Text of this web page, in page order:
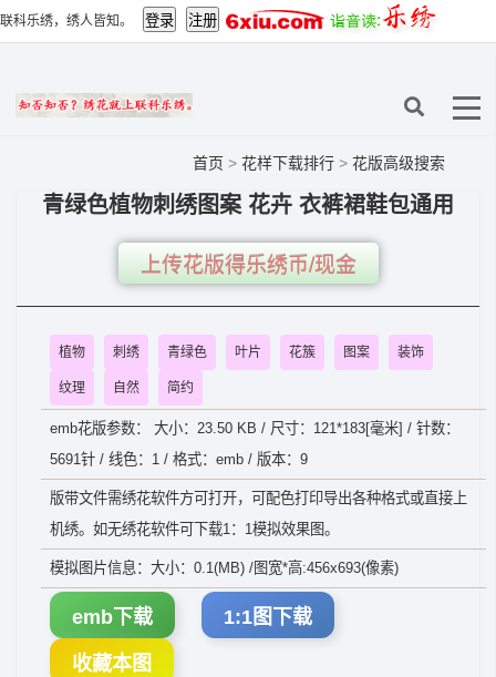
联科乐绣，绣人皆知。
首页 > 花样下载排行 > 花版高级搜索
青绿色植物刺绣图案 花卉 衣裤裙鞋包通用
上传花版得乐绣币/现金
植物 刺绣 青绿色 叶片 花簇 图案 装饰
纹理 自然 简约
emb花版参数： 大小：23.50 KB / 尺寸：121*183[毫米] / 针数：
5691针 / 线色：1 / 格式：emb / 版本：9
版带文件需绣花软件方可打开，可配色打印导出各种格式或直接上
机绣。如无绣花软件可下载1：1模拟效果图。
模拟图片信息：大小：0.1(MB) /图宽*高:456x693(像素)
emb下载 1:1图下载
收藏本图